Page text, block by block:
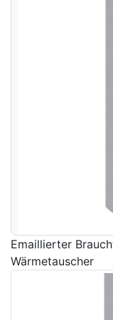
Emaillierter
Wärmetauscher